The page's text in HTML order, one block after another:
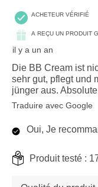
ACHETEUR VÉRIFIÉ
A REÇU UN PRODUIT
il y a un an
Die BB Cream ist
sehr gut, pflegt und
jünger aus.
Traduire avec Google
Oui, Je
Produit testé :